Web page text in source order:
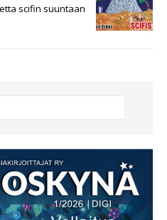
scifin suuntaan